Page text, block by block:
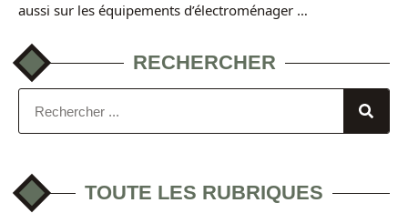
aussi sur les équipements d’électroménager …
RECHERCHER
TOUTE LES RUBRIQUES